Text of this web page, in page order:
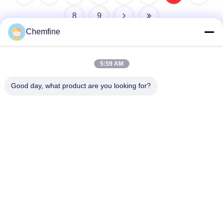
8 9
Chemfine
5:59 AM
Good day, what product are you looking for?